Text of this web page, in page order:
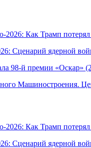
2026: Как Трамп
Сценарий ядерной
98-й премии «Оскар»
Машиностроения.
2026: Как Трамп
Сценарий ядерной